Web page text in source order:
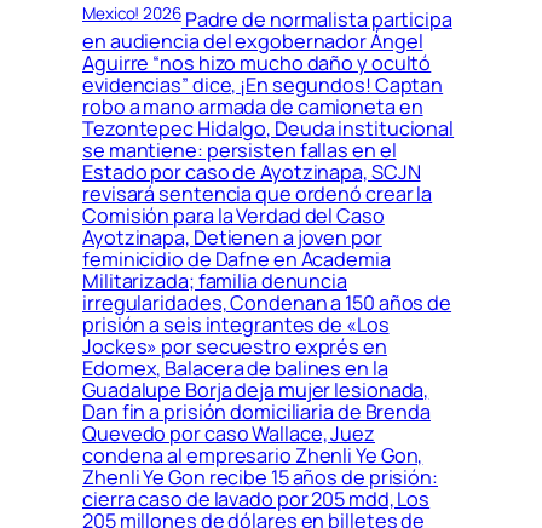
Mexico! 2026Padre de normalista participa
en audiencia del exgobernador Ángel
Aguirre “nos hizo mucho daño y ocultó
evidencias” dice, ¡En segundos! Captan
robo a mano armada de camioneta en
Tezontepec Hidalgo, Deuda institucional
se mantiene: persisten fallas en el
Estado por caso de Ayotzinapa, SCJN
revisará sentencia que ordenó crear la
Comisión para la Verdad del Caso
Ayotzinapa, Detienen a joven por
feminicidio de Dafne en Academia
Militarizada; familia denuncia
irregularidades, Condenan a 150 años de
prisión a seis integrantes de «Los
Jockes» por secuestro exprés en
Edomex, Balacera de balines en la
Guadalupe Borja deja mujer lesionada,
Dan fin a prisión domiciliaria de Brenda
Quevedo por caso Wallace, Juez
condena al empresario Zhenli Ye Gon,
Zhenli Ye Gon recibe 15 años de prisión:
cierra caso de lavado por 205 mdd, Los
205 millones de dólares en billetes de